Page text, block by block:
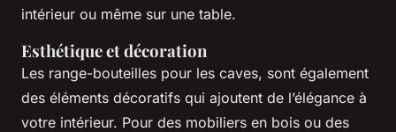
intérieur ou même sur une table.
Esthétique et décoration
Les range-bouteilles pour les caves, sont également
des éléments décoratifs qui ajoutent de l’élégance à
votre intérieur. Pour des mobiliers en bois ou des